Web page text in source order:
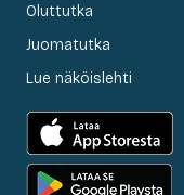
Oluttutka
Juomatutka
Lue näköislehti